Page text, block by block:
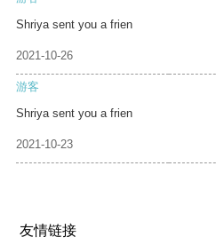
Shriya sent you a frien
2021-10-26
游客
Shriya sent you a frien
2021-10-23
友情链接